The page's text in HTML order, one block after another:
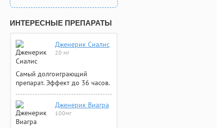
ИНТЕРЕСНЫЕ ПРЕПАРАТЫ
Дженерик Сиалис
20 мг
Самый долгоиграющий
препарат. Эффект до 36 часов.
Дженерик Виагра
100мг